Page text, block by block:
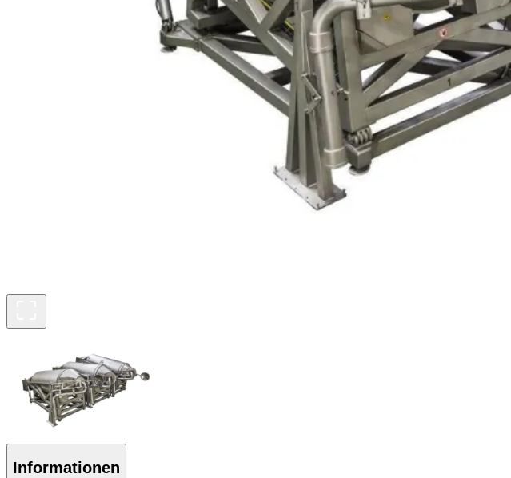
Informationen